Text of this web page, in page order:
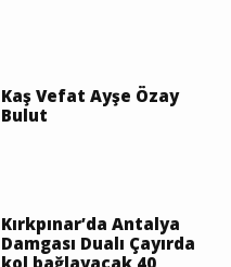
Kaş Vefat Ayşe Özay
Bulut
Kırkpınar’da Antalya
Damgası Dualı Çayırda
kol bağlayacak 40